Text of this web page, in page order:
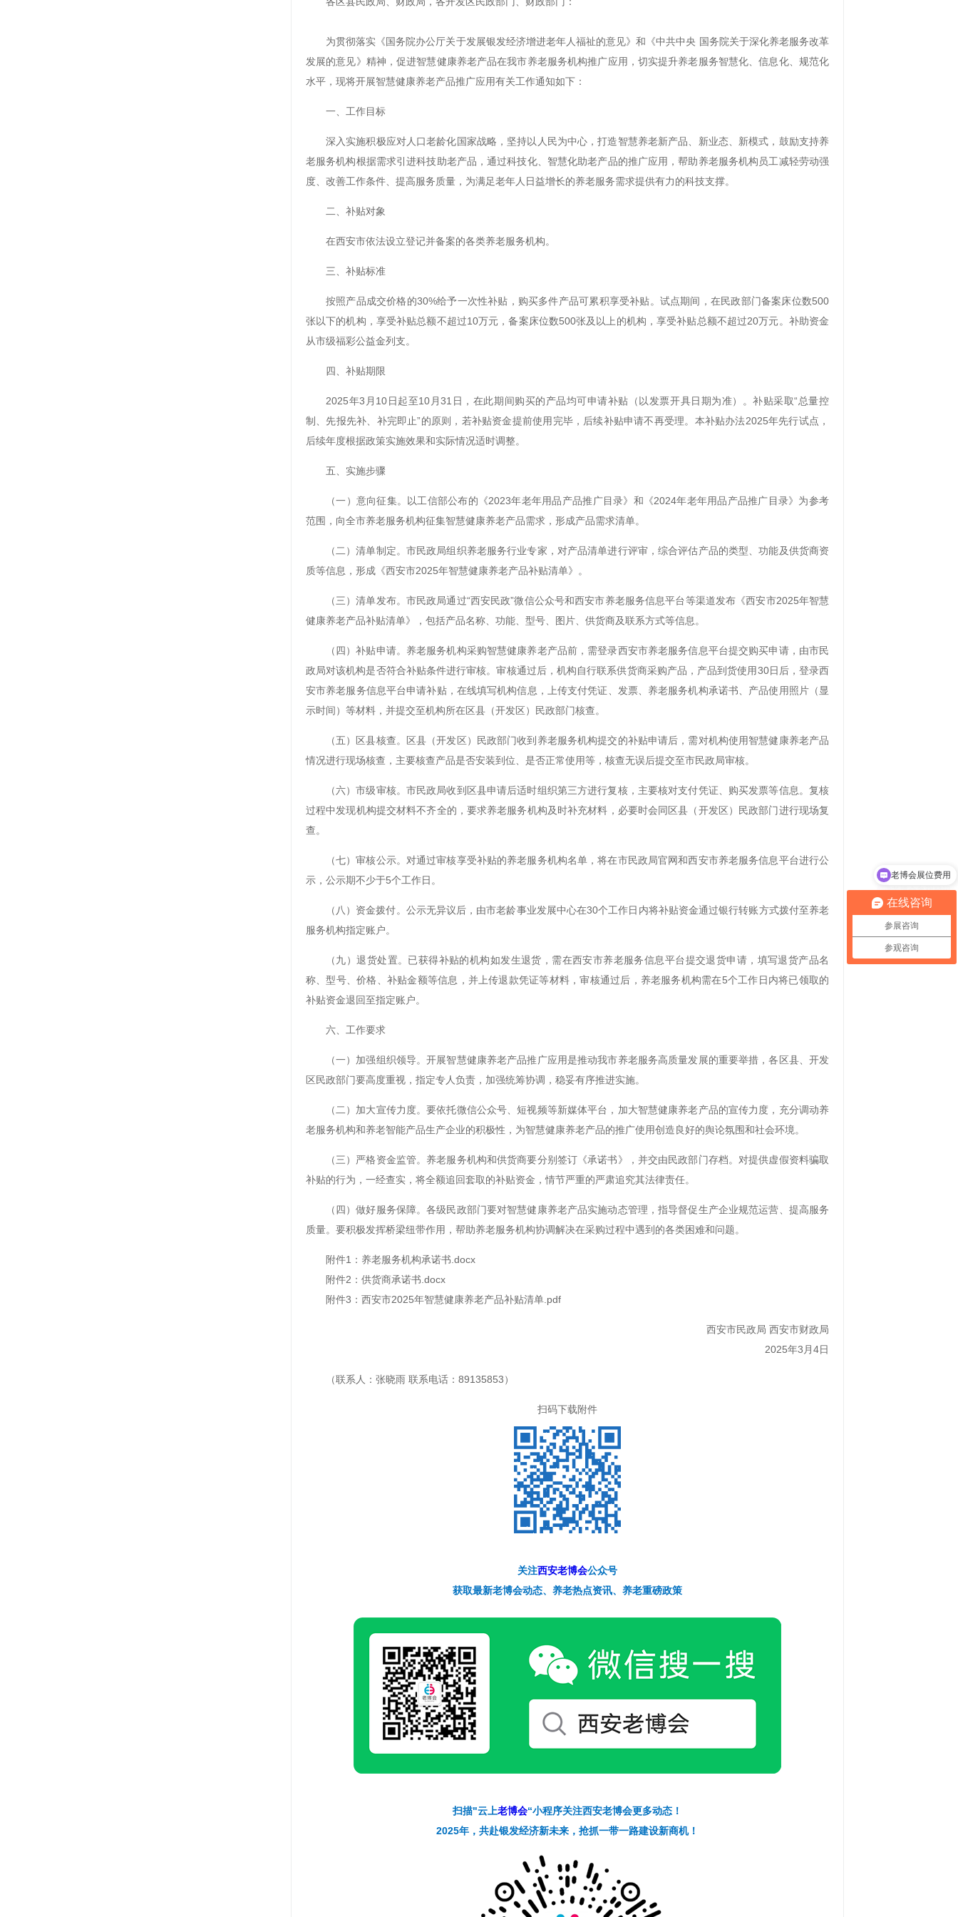
为贯彻落实《国务院办公厅关于发展银发经济增进老年人福祉的意见》和《中共中央 国务院关于深化养老服务改革
发展的意见》精神，促进智慧健康养老产品在我市养老服务机构推广应用，切实提升养老服务智慧化、信息化、规范化
水平，现将开展智慧健康养老产品推广应用有关工作通知如下：
一、工作目标
深入实施积极应对人口老龄化国家战略，坚持以人民为中心，打造智慧养老新产品、新业态、新模式，鼓励支持养
老服务机构根据需求引进科技助老产品，通过科技化、智慧化助老产品的推广应用，帮助养老服务机构员工减轻劳动强
度、改善工作条件、提高服务质量，为满足老年人日益增长的养老服务需求提供有力的科技支撑。
二、补贴对象
在西安市依法设立登记并备案的各类养老服务机构。
三、补贴标准
按照产品成交价格的30%给予一次性补贴，购买多件产品可累积享受补贴。试点期间，在民政部门备案床位数500
张以下的机构，享受补贴总额不超过10万元，备案床位数500张及以上的机构，享受补贴总额不超过20万元。补助资金
从市级福彩公益金列支。
四、补贴期限
2025年3月10日起至10月31日，在此期间购买的产品均可申请补贴（以发票开具日期为准）。补贴采取“总量控
制、先报先补、补完即止”的原则，若补贴资金提前使用完毕，后续补贴申请不再受理。本补贴办法2025年先行试点，
后续年度根据政策实施效果和实际情况适时调整。
五、实施步骤
（一）意向征集。以工信部公布的《2023年老年用品产品推广目录》和《2024年老年用品产品推广目录》为参考
范围，向全市养老服务机构征集智慧健康养老产品需求，形成产品需求清单。
（二）清单制定。市民政局组织养老服务行业专家，对产品清单进行评审，综合评估产品的类型、功能及供货商资
质等信息，形成《西安市2025年智慧健康养老产品补贴清单》。
（三）清单发布。市民政局通过“西安民政”微信公众号和西安市养老服务信息平台等渠道发布《西安市2025年智慧
健康养老产品补贴清单》，包括产品名称、功能、型号、图片、供货商及联系方式等信息。
（四）补贴申请。养老服务机构采购智慧健康养老产品前，需登录西安市养老服务信息平台提交购买申请，由市民
政局对该机构是否符合补贴条件进行审核。审核通过后，机构自行联系供货商采购产品，产品到货使用30日后，登录西
安市养老服务信息平台申请补贴，在线填写机构信息，上传支付凭证、发票、养老服务机构承诺书、产品使用照片（显
示时间）等材料，并提交至机构所在区县（开发区）民政部门核查。
（五）区县核查。区县（开发区）民政部门收到养老服务机构提交的补贴申请后，需对机构使用智慧健康养老产品
情况进行现场核查，主要核查产品是否安装到位、是否正常使用等，核查无误后提交至市民政局审核。
（六）市级审核。市民政局收到区县申请后适时组织第三方进行复核，主要核对支付凭证、购买发票等信息。复核
过程中发现机构提交材料不齐全的，要求养老服务机构及时补充材料，必要时会同区县（开发区）民政部门进行现场复
查。
（七）审核公示。对通过审核享受补贴的养老服务机构名单，将在市民政局官网和西安市养老服务信息平台进行公
示，公示期不少于5个工作日。
（八）资金拨付。公示无异议后，由市老龄事业发展中心在30个工作日内将补贴资金通过银行转账方式拨付至养老
服务机构指定账户。
（九）退货处置。已获得补贴的机构如发生退货，需在西安市养老服务信息平台提交退货申请，填写退货产品名
称、型号、价格、补贴金额等信息，并上传退款凭证等材料，审核通过后，养老服务机构需在5个工作日内将已领取的
补贴资金退回至指定账户。
六、工作要求
（一）加强组织领导。开展智慧健康养老产品推广应用是推动我市养老服务高质量发展的重要举措，各区县、开发
区民政部门要高度重视，指定专人负责，加强统筹协调，稳妥有序推进实施。
（二）加大宣传力度。要依托微信公众号、短视频等新媒体平台，加大智慧健康养老产品的宣传力度，充分调动养
老服务机构和养老智能产品生产企业的积极性，为智慧健康养老产品的推广使用创造良好的舆论氛围和社会环境。
（三）严格资金监管。养老服务机构和供货商要分别签订《承诺书》，并交由民政部门存档。对提供虚假资料骗取
补贴的行为，一经查实，将全额追回套取的补贴资金，情节严重的严肃追究其法律责任。
（四）做好服务保障。各级民政部门要对智慧健康养老产品实施动态管理，指导督促生产企业规范运营、提高服务
质量。要积极发挥桥梁纽带作用，帮助养老服务机构协调解决在采购过程中遇到的各类困难和问题。
附件1：养老服务机构承诺书.docx
附件2：供货商承诺书.docx
附件3：西安市2025年智慧健康养老产品补贴清单.pdf
西安市民政局 西安市财政局
2025年3月4日
（联系人：张晓雨 联系电话：89135853）
扫码下载附件
关注西安老博会公众号
获取最新老博会动态、养老热点资讯、养老重磅政策
扫描"云上老博会“小程序关注西安老博会更多动态！
2025年，共赴银发经济新未来，抢抓一带一路建设新商机！
在线咨询
参展咨询
参观咨询
老博会参观登记